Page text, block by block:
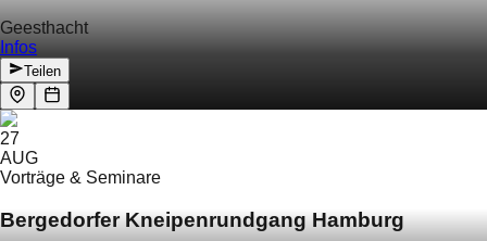
Geesthacht
Infos
Teilen
27
AUG
Vorträge & Seminare
Bergedorfer Kneipenrundgang Hamburg